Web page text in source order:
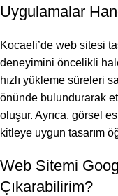
Uygulamalar
Kocaeli’de web sitesi
deneyimini öncelikli
hızlı yükleme süreleri
önünde bulundurarak
oluşur. Ayrıca, görsel
kitleye uygun tasarım
Web Sitemi
Çıkarabilirim?